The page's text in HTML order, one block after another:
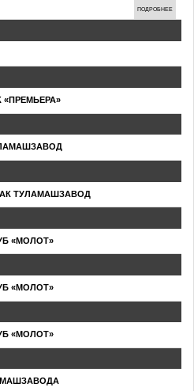
ПОДРОБНЕЕ
«ПРЕМЬЕРА»
ТУЛАМАШЗАВОД
«МОЛОТ»
«МОЛОТ»
«МОЛОТ»